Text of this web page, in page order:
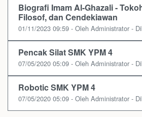
Biografi Imam Al-Ghazali -
Filosof, dan Cendekiawan
01/11/2023 09:59 - Oleh Administrator -
Pencak Silat SMK YPM 4
07/05/2020 05:09 - Oleh Administrator -
Robotic SMK YPM 4
07/05/2020 05:09 - Oleh Administrator -